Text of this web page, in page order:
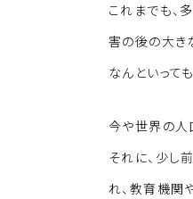
これまでも、
害の後の大き
なんといって
今や世界の人
それに、少し
れ、教育機関